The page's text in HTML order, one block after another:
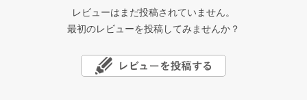
レビューはまだ投稿されていません。
最初のレビューを投稿してみませんか？